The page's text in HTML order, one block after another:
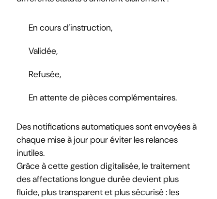
En cours d’instruction,
Validée,
Refusée,
En attente de pièces complémentaires.
Des notifications automatiques sont envoyées à
chaque mise à jour pour éviter les relances
inutiles.
Grâce à cette gestion digitalisée, le traitement
des affectations longue durée devient plus
fluide, plus transparent et plus sécurisé : les